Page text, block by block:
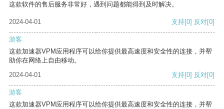
这款软件的售后服务非常好，遇到问题都能得到及时解决。
2024-04-01 支持[0] 反对[0]
游客
这款加速器VPM应用程序可以给你提供最高速度和安全性的连接，并帮
助你在网络上自由移动。
2024-04-01
支持[0] 反对[0]
游客
这款加速器VPM应用程序可以给你提供最高速度和安全性的连接，并帮